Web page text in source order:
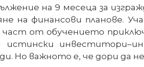
на 9 месеца за
на финансови планове.
част от обучението
истински
Но важното е, че дори да